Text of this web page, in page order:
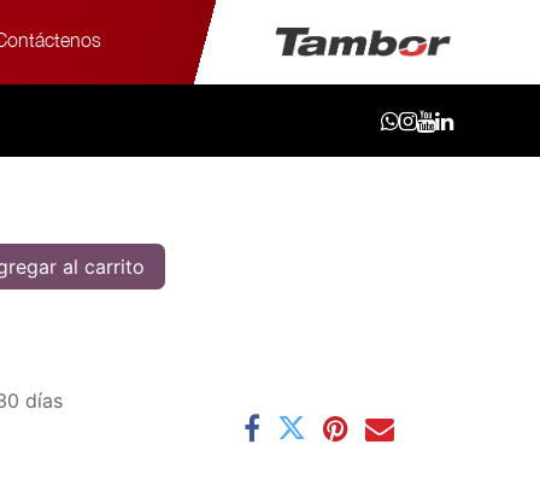
98V E70B - YK
al carrito
días